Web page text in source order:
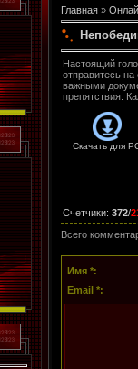
Главная »
Настоящий
отправитесь
важными
препятствия.
Скачать для
Счетчики: 372/
Всего
Имя *:
Email *: